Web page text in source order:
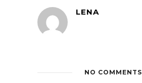
LENA
NO COMMENTS